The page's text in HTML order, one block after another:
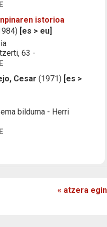
istorioa
[es > eu]
63 -
Cesar (1971) [es >
bilduma - Herri
« atzera egin